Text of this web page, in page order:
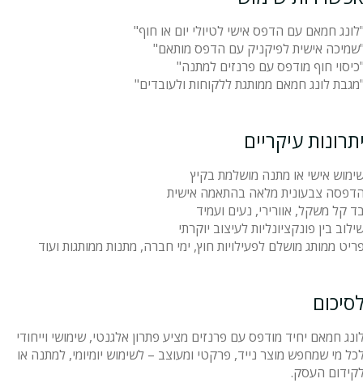
חמאם עם הדפס אישי לטיולי יום או חוף"
אישית לפיקניק עם הדפס מותאם"
חוף מודפס עם פרנזים למתנה"
לונג חמאם ממותגת ללקוחות ולעובדים"
עיקריים
אישי או מתנה מושלמת בקיץ
צבעונית מלאה בהתאמה אישית
קל משקל, אוורירי, נעים ועמיד
בין פונקציונליות לעיצוב יוקרתי
ממותג מושלם לפעילויות חוץ, ימי חברה, מתנות ממותגות ועוד
חמאם יחיד מודפס עם פרנזים מציע פתרון אלגנטי, שימושי וייחודי
מי שמחפש מוצר נייד, פרקטי ומעוצב – לשימוש יומיומי, למתנה או
העסק.